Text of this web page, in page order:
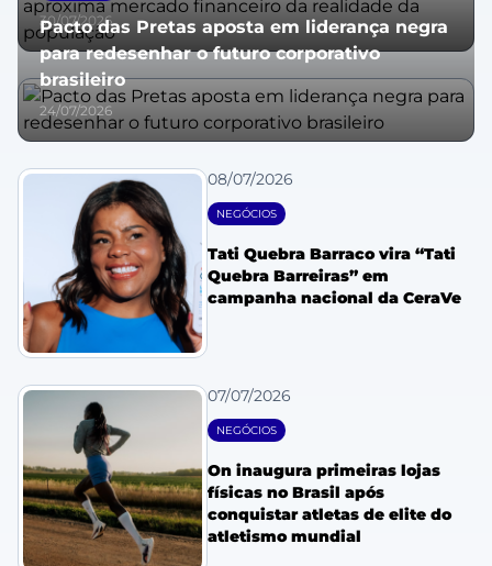
30/07/2026
Pacto das Pretas aposta em liderança negra
para redesenhar o futuro corporativo
brasileiro
24/07/2026
08/07/2026
NEGÓCIOS
Tati Quebra Barraco vira “Tati
Quebra Barreiras” em
campanha nacional da CeraVe
07/07/2026
NEGÓCIOS
On inaugura primeiras lojas
físicas no Brasil após
conquistar atletas de elite do
atletismo mundial